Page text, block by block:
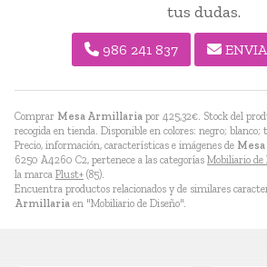
Comprar Mesa Armillaria por 425,32€ . Stock del
recogida en tienda. Disponible en colores: negro; blanco;
Precio, información, características e imágenes de
6250 A4260 C2, pertenece a las categorías Mobiliario de
la marca Plust+ (85).
Encuentra productos relacionados y de similares
Armillaria en "Mobiliario de Diseño".
tus dudas.
986 241 837